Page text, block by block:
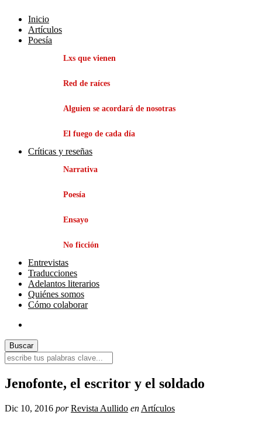
Inicio
Artículos
Poesía
Lxs que vienen
Red de raíces
Alguien se acordará de nosotras
El fuego de cada día
Críticas y reseñas
Narrativa
Poesía
Ensayo
No ficción
Entrevistas
Traducciones
Adelantos literarios
Quiénes somos
Cómo colaborar
Jenofonte, el escritor y el soldado
Dic 10, 2016 por Revista Aullido en Artículos